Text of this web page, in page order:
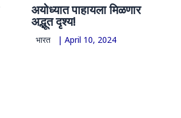
अयोध्यात पाहायला मिळणार
अद्भूत दृश्य!
भारत |April 10, 2024